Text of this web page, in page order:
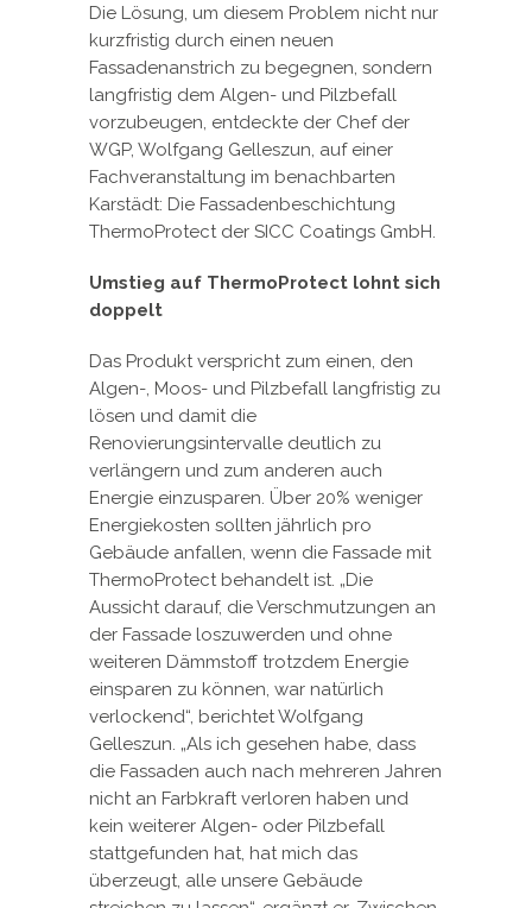
Die Lösung, um diesem Problem nicht nur
kurzfristig durch einen neuen
Fassadenanstrich zu begegnen, sondern
langfristig dem Algen- und Pilzbefall
vorzubeugen, entdeckte der Chef der
WGP, Wolfgang Gelleszun, auf einer
Fachveranstaltung im benachbarten
Karstädt: Die Fassadenbeschichtung
ThermoProtect der SICC Coatings GmbH.
Umstieg auf ThermoProtect lohnt sich
doppelt
Das Produkt verspricht zum einen, den
Algen-, Moos- und Pilzbefall langfristig zu
lösen und damit die
Renovierungsintervalle deutlich zu
verlängern und zum anderen auch
Energie einzusparen. Über 20% weniger
Energiekosten sollten jährlich pro
Gebäude anfallen, wenn die Fassade mit
ThermoProtect behandelt ist. „Die
Aussicht darauf, die Verschmutzungen an
der Fassade loszuwerden und ohne
weiteren Dämmstoff trotzdem Energie
einsparen zu können, war natürlich
verlockend“, berichtet Wolfgang
Gelleszun. „Als ich gesehen habe, dass
die Fassaden auch nach mehreren Jahren
nicht an Farbkraft verloren haben und
kein weiterer Algen- oder Pilzbefall
stattgefunden hat, hat mich das
überzeugt, alle unsere Gebäude